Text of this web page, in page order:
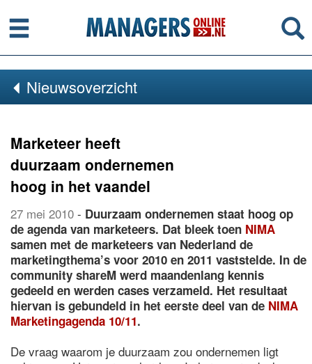
Menu
Nieuwsoverzicht
Marketeer heeft
duurzaam ondernemen
hoog in het vaandel
27 mei 2010 - Duurzaam ondernemen staat hoog op
de agenda van marketeers. Dat bleek toen NIMA
samen met de marketeers van Nederland de
marketingthema’s voor 2010 en 2011 vaststelde. In de
community shareM werd maandenlang kennis
gedeeld en werden cases verzameld. Het resultaat
hiervan is gebundeld in het eerste deel van de NIMA
Marketingagenda 10/11.
De vraag waarom je duurzaam zou ondernemen ligt